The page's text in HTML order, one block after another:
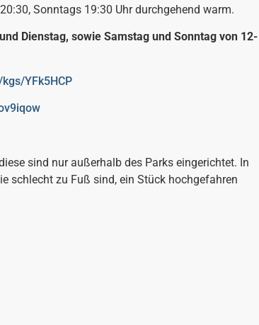
Sonntags 19:30 Uhr durchgehend warm.
Dienstag, sowie Samstag und Sonntag von 12-
YFk5HCP
sind nur außerhalb des Parks eingerichtet. In
schlecht zu Fuß sind, ein Stück hochgefahren